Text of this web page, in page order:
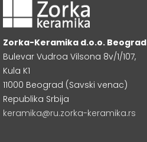
Zorka-Keramika d.o.o. Beograd
Bulevar Vudroa Vilsona 8v/1/107,
Kula K1
11000 Beograd (Savski venac)
Republika Srbija
keramika@ru.zorka-keramika.rs